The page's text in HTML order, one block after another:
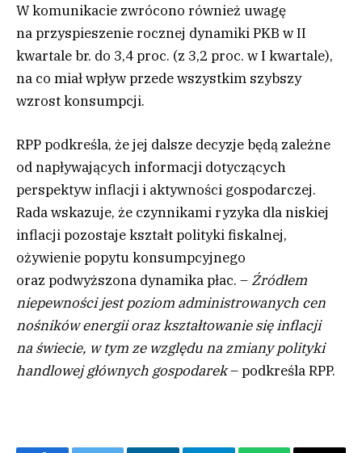
W komunikacie zwrócono również uwagę
na przyspieszenie rocznej dynamiki PKB w II
kwartale br. do 3,4 proc. (z 3,2 proc. w I kwartale),
na co miał wpływ przede wszystkim szybszy
wzrost konsumpcji.
RPP podkreśla, że jej dalsze decyzje będą zależne
od napływających informacji dotyczących
perspektyw inflacji i aktywności gospodarczej.
Rada wskazuje, że czynnikami ryzyka dla niskiej
inflacji pozostaje kształt polityki fiskalnej,
ożywienie popytu konsumpcyjnego
oraz podwyższona dynamika płac. – Źródłem
niepewności jest poziom administrowanych cen
nośników energii oraz kształtowanie się inflacji
na świecie, w tym ze względu na zmiany polityki
handlowej głównych gospodarek– podkreśla RPP.